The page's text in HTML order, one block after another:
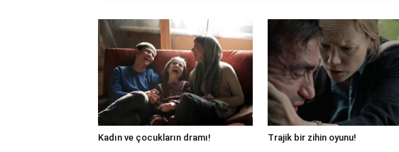
Kadın ve çocukların dramı! Trajik bir zihin oyunu!